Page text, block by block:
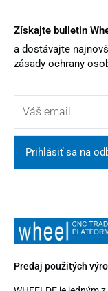
Získajte bulletin
a dostávajte
zásady ochrany
Prihlásiť sa na
Predaj použitých